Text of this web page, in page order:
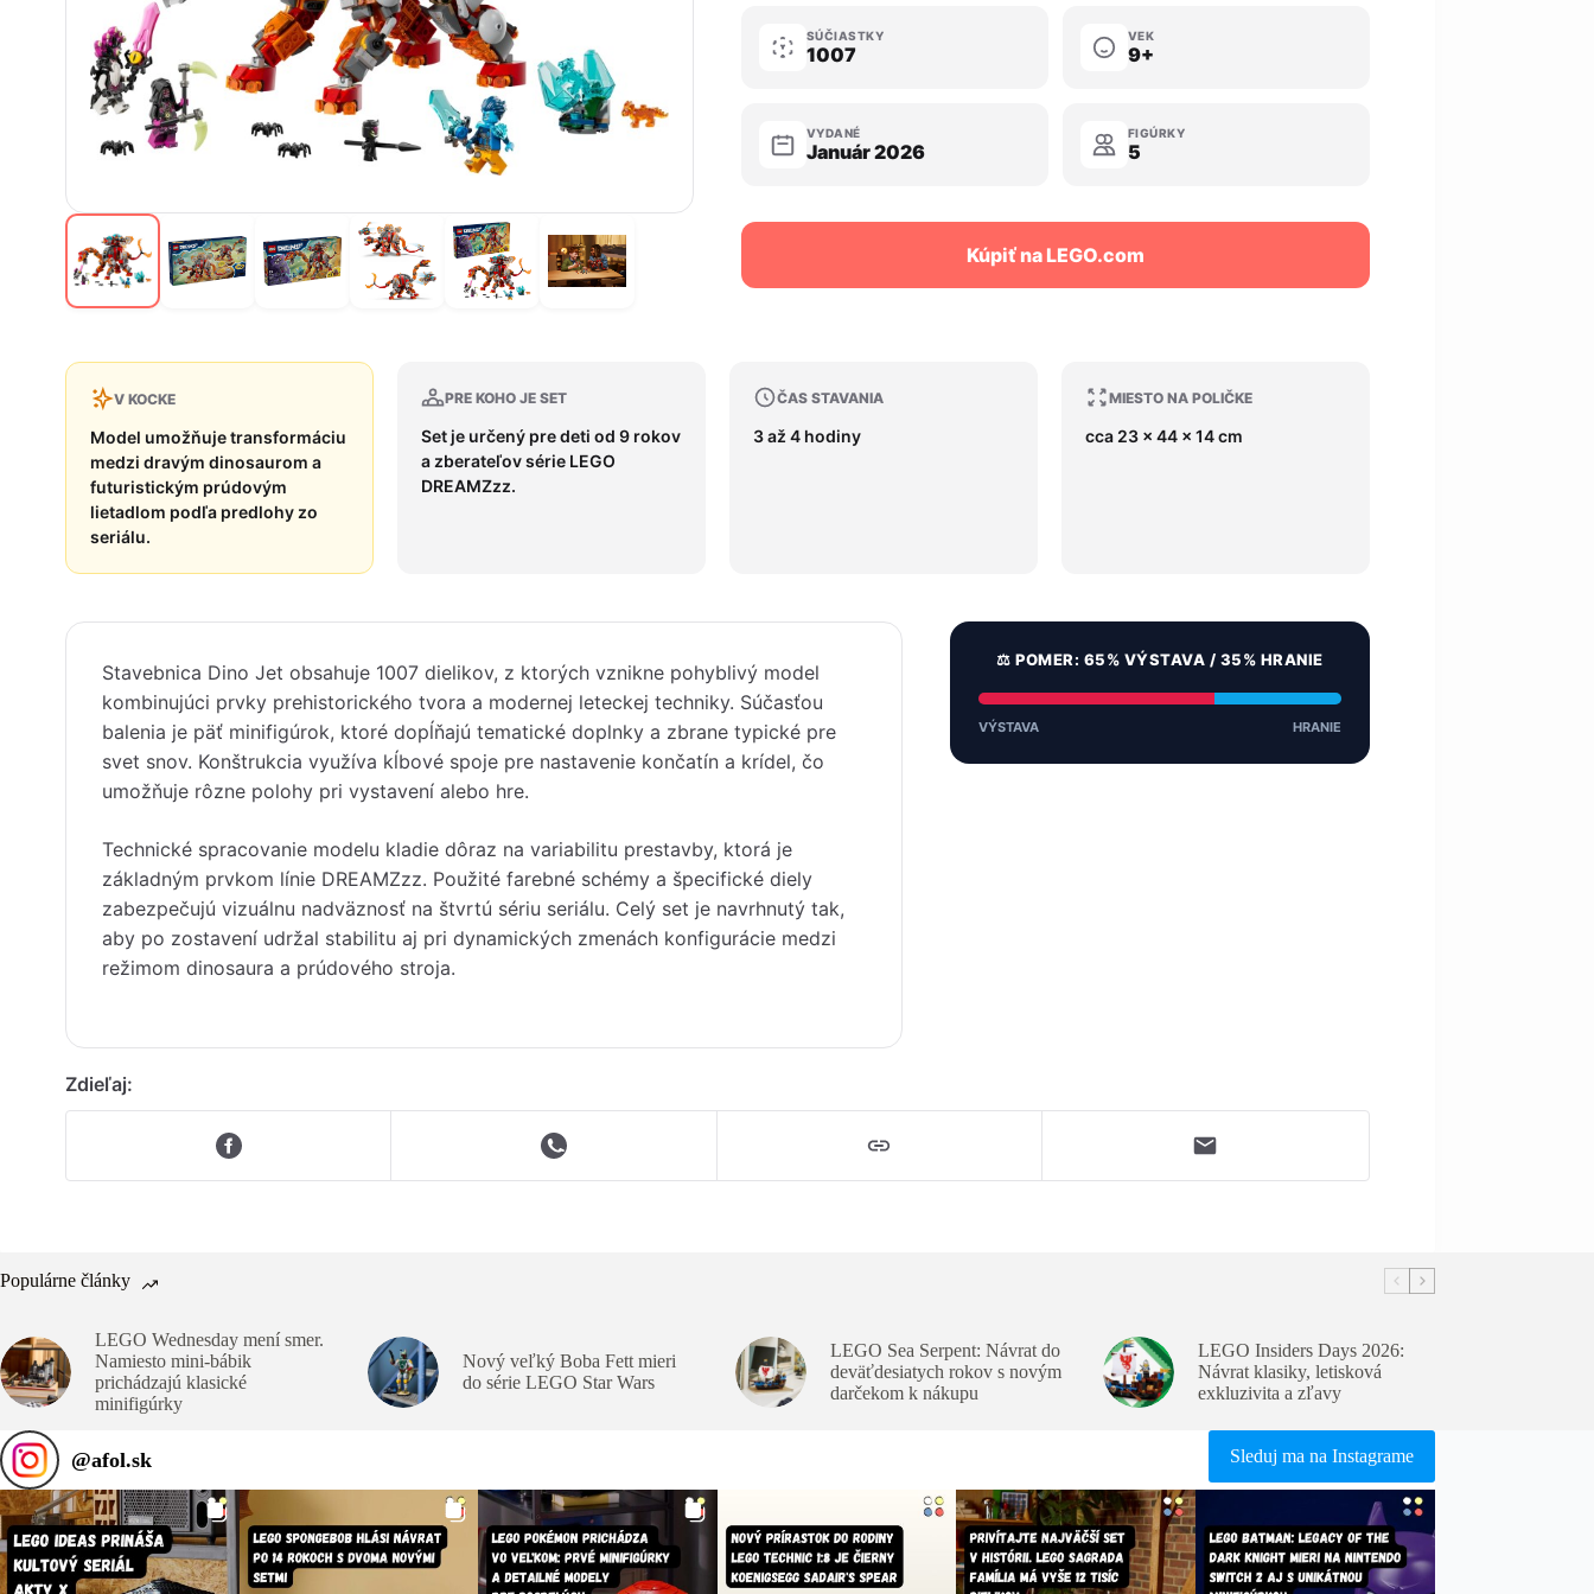
SÚČIASTKY
1007
VEK
9+
VYDANÉ
Január 2026
FIGÚRKY
5
Kúpiť na LEGO.com
V KOCKE
Model umožňuje transformáciu
medzi dravým dinosaurom a
futuristickým prúdovým
lietadlom podľa predlohy zo
seriálu.
PRE KOHO JE SET
Set je určený pre deti od 9 rokov
a zberateľov série LEGO
DREAMZzz.
ČAS STAVANIA
3 až 4 hodiny
MIESTO NA POLIČKE
cca 23 x 44 x 14 cm
Stavebnica Dino Jet obsahuje 1007 dielikov, z ktorých vznikne pohyblivý model
kombinujúci prvky prehistorického tvora a modernej leteckej techniky. Súčasťou
balenia je päť minifigúrok, ktoré dopĺňajú tematické doplnky a zbrane typické pre
svet snov. Konštrukcia využíva kĺbové spoje pre nastavenie končatín a krídel, čo
umožňuje rôzne polohy pri vystavení alebo hre.
Technické spracovanie modelu kladie dôraz na variabilitu prestavby, ktorá je
základným prvkom línie DREAMZzz. Použité farebné schémy a špecifické diely
zabezpečujú vizuálnu nadväznosť na štvrtú sériu seriálu. Celý set je navrhnutý tak,
aby po zostavení udržal stabilitu aj pri dynamických zmenách konfigurácie medzi
režimom dinosaura a prúdového stroja.
⚖️ POMER: 65% VÝSTAVA / 35% HRANIE
VÝSTAVA HRANIE
Zdieľaj:
Populárne články
LEGO Wednesday mení smer.
Namiesto mini-bábik
prichádzajú klasické
minifigúrky
Nový veľký Boba Fett mieri
do série LEGO Star Wars
LEGO Sea Serpent: Návrat do
deväťdesiatych rokov s novým
darčekom k nákupu
LEGO Insiders Days 2026:
Návrat klasiky, letisková
exkluzivita a zľavy
@afol.sk Sleduj ma na Instagrame